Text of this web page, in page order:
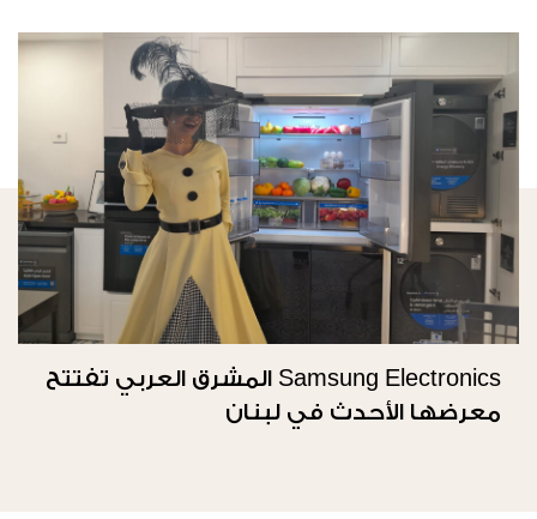
Samsung Electronics المشرق العربي تفتتح
معرضها الأحدث في لبنان